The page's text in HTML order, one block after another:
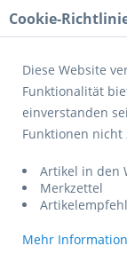
Menü
Übersicht
für
Cookie-
Diese Website
Funktionalität
einverstanden
Funktionen nicht
Artikel in den
Merkzettel
Mehr